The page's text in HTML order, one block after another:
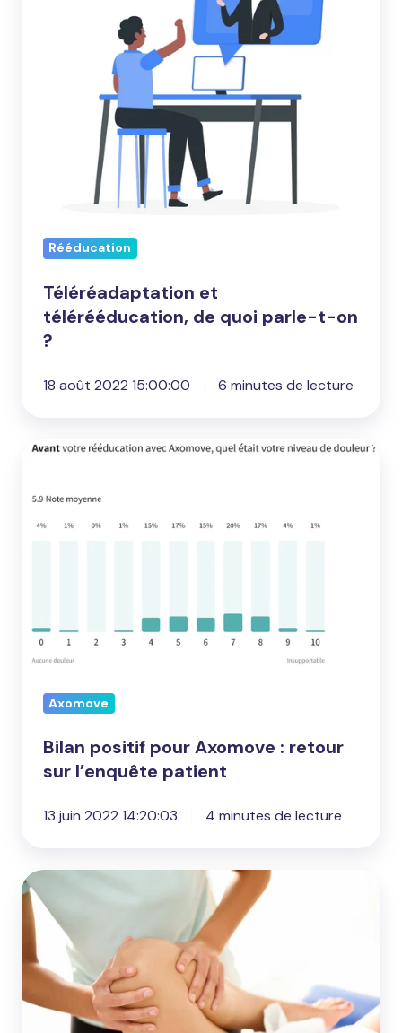
télérééducation,
Rééducation
Téléréadaptation et
télérééducation, de quoi parle-t-on
?
18 août 2022 15:00:00 6 minutes de lecture
Bilan
pour
Axomove
l’enquête
patient
Axomove
Bilan positif pour Axomove : retour
sur l’enquête patient
13 juin 2022 14:20:03 4 minutes de lecture
Kinésithérapeutes
Pourquoi
faire
la